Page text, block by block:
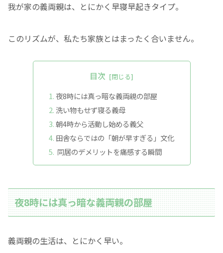
我が家の義両親は、とにかく早寝早起きタイプ。
このリズムが、私たち家族とはまったく合いません。
目次
夜8時には真っ暗な義両親の部屋
洗い物もせず寝る義母
朝4時から活動し始める義父
田舎ならではの「朝が早すぎる」文化
同居のデメリットを痛感する瞬間
夜8時には真っ暗な義両親の部屋
義両親の生活は、とにかく早い。